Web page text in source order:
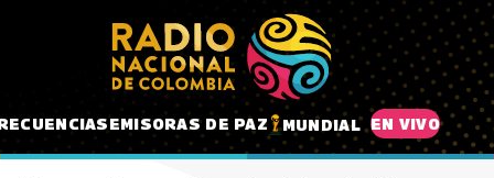
EMISORAS DE PAZ MUNDIAL EN VIVO